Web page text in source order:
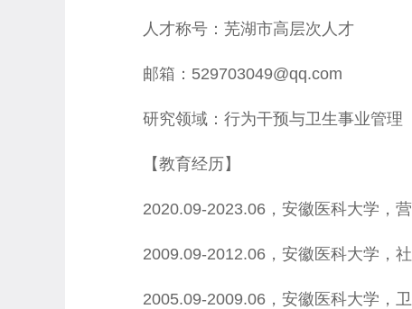
人才称号：芜湖市高层次人才
邮箱：529703049@qq.com
研究领域：行为干预与卫生事业管理
【教育经历】
2020.09-2023.06，安徽医科大学，
2009.09-2012.06，安徽医科大学，
2005.09-2009.06，安徽医科大学，